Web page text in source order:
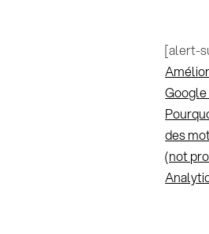
[alert-
des
(not